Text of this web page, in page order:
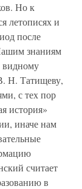
Но к
летописях и
после
знаниям
видному
Н. Татищеву,
с тех пор
история»
иначе нам
считает
в